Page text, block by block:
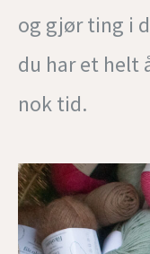
og gjør ting i
du har et helt
nok tid.